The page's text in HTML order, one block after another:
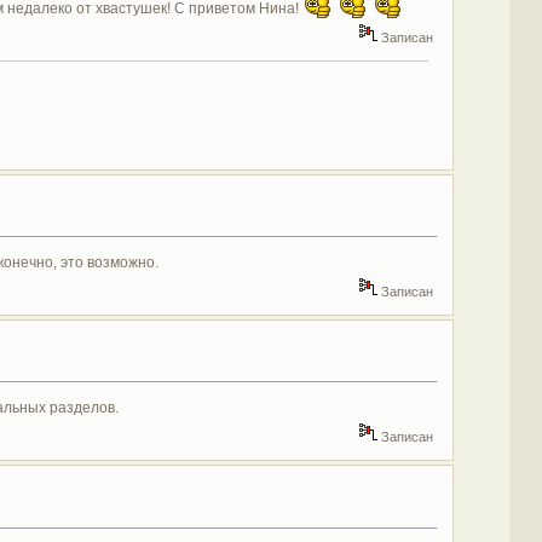
недалеко от хвастушек! С приветом Нина!
Записан
это возможно.
Записан
разделов.
Записан